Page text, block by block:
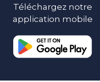
Téléchargez notre
application mobile